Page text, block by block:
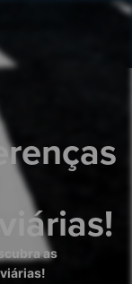
as